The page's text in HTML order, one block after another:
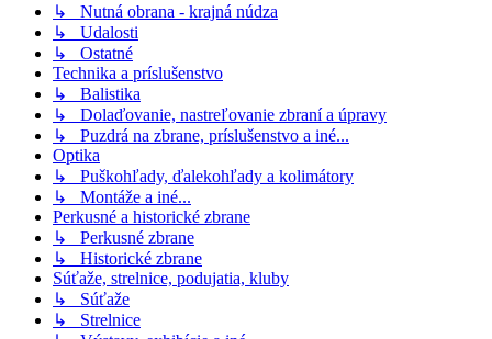
↳ Nutná obrana - krajná núdza
↳ Udalosti
↳ Ostatné
Technika a príslušenstvo
↳ Balistika
↳ Dolaďovanie, nastreľovanie zbraní a úpravy
↳ Puzdrá na zbrane, príslušenstvo a iné...
Optika
↳ Puškohľady, ďalekohľady a kolimátory
↳ Montáže a iné...
Perkusné a historické zbrane
↳ Perkusné zbrane
↳ Historické zbrane
Súťaže, strelnice, podujatia, kluby
↳ Súťaže
↳ Strelnice